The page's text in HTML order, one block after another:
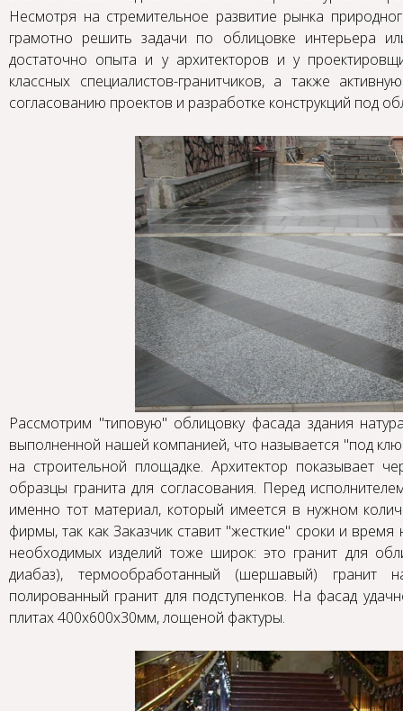
Несмотря на стремительное развитие рынка
грамотно решить задачи по облицовке интерьера
достаточно опыта и у архитекторов и у
классных специалистов-гранитчиков, а также
согласованию проектов и разработке конструкций под
Рассмотрим "типовую" облицовку фасада здания
выполненной нашей компанией, что называется "под
на строительной площадке. Архитектор показывает
образцы гранита для согласования. Перед
именно тот материал, который имеется в нужном
фирмы, так как Заказчик ставит "жесткие" сроки и
необходимых изделий тоже широк: это гранит для
диабаз), термообработанный (шершавый) гранит
полированный гранит для подступенков. На фасад
плитах 400х600х30мм, лощеной фактуры.